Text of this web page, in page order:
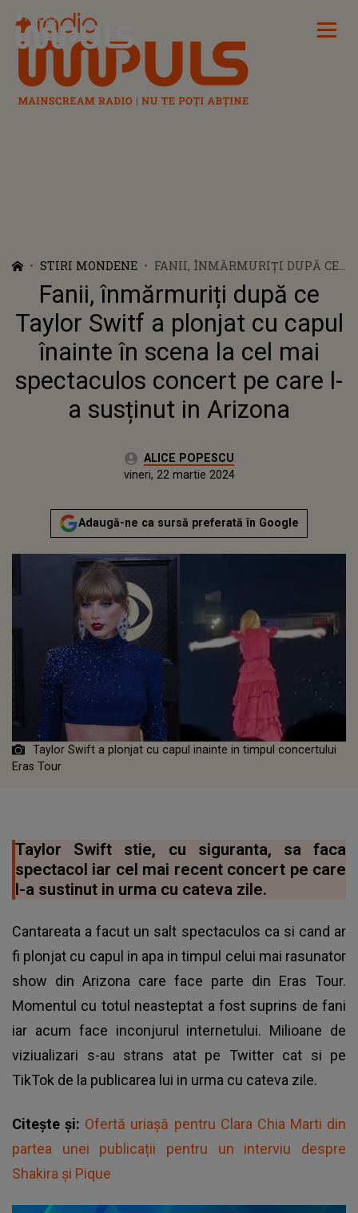
Radio Impuls
STIRI MONDENE
FANII, ÎNMĂRMURIȚI DUPĂ CE
TAYLOR SWITF A PLONJAT CU
CAPUL ÎNAINTE ÎN SCENA LA
CEL MAI SPECTACULOS
CONCERT PE CARE L-A
SUSȚINUT IN ARIZONA
Fanii, înmărmuriți după ce
Taylor Switf a plonjat cu capul
înainte în scena la cel mai
spectaculos concert pe care l-
a susținut in Arizona
Autor:ALICE POPESCU
miercuri, 22 martie 2023Actualizat:
vineri, 22 martie 2024
Adaugă-ne ca sursă preferată în Google
Taylor Swift a plonjat cu capul inainte in timpul concertului
Eras Tour
Taylor Swift stie, cu siguranta, sa faca
spectacol iar cel mai recent concert pe care
l-a sustinut in urma cu cateva zile.
Cantareata a facut un salt spectaculos ca si cand ar
fi plonjat cu capul in apa in timpul celui mai rasunator
show din Arizona care face parte din Eras Tour.
Momentul cu totul neasteptat a fost suprins de fani
iar acum face inconjurul internetului. Milioane de
viziualizari s-au strans atat pe Twitter cat si pe
TikTok de la publicarea lui in urma cu cateva zile.
Citește și: Ofertă uriașă pentru Clara Chia Marti din
partea unei publicații pentru un interviu despre
Shakira și Pique